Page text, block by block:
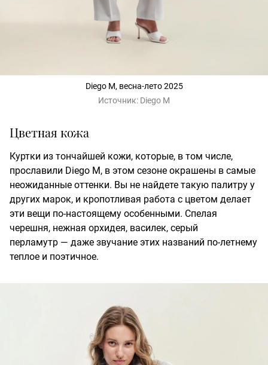
Diego M, весна-лето 2025
Источник: Diego M
Цветная кожа
Куртки из тончайшей кожи, которые, в том числе,
прославили Diego M, в этом сезоне окрашены в самые
неожиданные оттенки. Вы не найдете такую палитру у
других марок, и кропотливая работа с цветом делает
эти вещи по-настоящему особенными. Спелая
черешня, нежная орхидея, василек, серый
перламутр — даже звучание этих названий по-летнему
теплое и поэтичное.